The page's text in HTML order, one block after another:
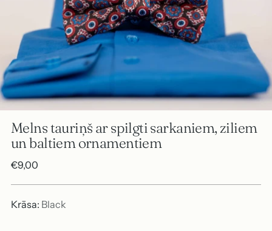
Melns tauriņš ar spilgti sarkaniem, ziliem
un baltiem ornamentiem
Parastā
€9,00
Krāsa: Black